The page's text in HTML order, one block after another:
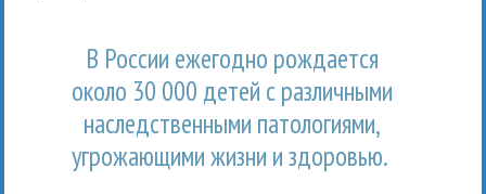
В России ежегодно рождается
около 30 000 детей с различными
наследственными патологиями,
угрожающими жизни и здоровью.